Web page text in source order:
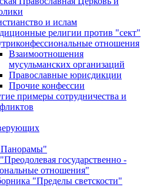
и ислам
религии против "сект"
отношения
Взаимоотношения
мусульманских организаций
Православные юрисдикции
Прочие конфессии
примеры сотрудничества и
государственно -
отношения"
"Пределы светскости"